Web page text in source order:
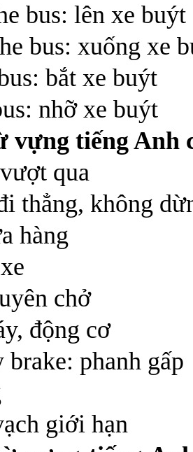
bus: lên xe buýt
bus: xuống xe
bắt xe buýt
nhỡ xe buýt
vựng tiếng Anh
qua
thẳng, không
hàng
chở
động cơ
brake: phanh gấp
giới hạn